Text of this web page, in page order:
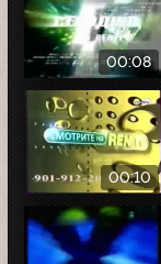
00:08
00:10